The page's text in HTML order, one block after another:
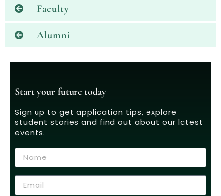
Faculty
Alumni
Start your future today
Sign up to get application tips, explore
student stories and find out about our latest
events.